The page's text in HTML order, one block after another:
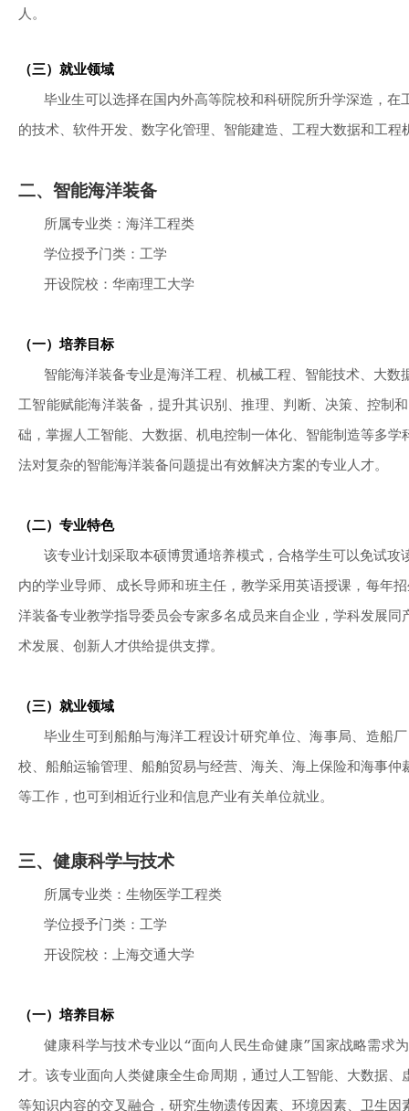
人。
（三）就业领域
毕业生可以选择在国内外高等院校和科研院所升学深造，
的技术、软件开发、数字化管理、智能建造、工程大数据和工程
二、智能海洋装备
所属专业类：海洋工程类
学位授予门类：工学
开设院校：华南理工大学
（一）培养目标
智能海洋装备专业是海洋工程、机械工程、智能技术、大
工智能赋能海洋装备，提升其识别、推理、判断、决策、控制
础，掌握人工智能、大数据、机电控制一体化、智能制造等多
法对复杂的智能海洋装备问题提出有效解决方案的专业人才。
（二）专业特色
该专业计划采取本硕博贯通培养模式，合格学生可以免试
内的学业导师、成长导师和班主任，教学采用英语授课，每年
洋装备专业教学指导委员会专家多名成员来自企业，学科发展
术发展、创新人才供给提供支撑。
（三）就业领域
毕业生可到船舶与海洋工程设计研究单位、海事局、造船
校、船舶运输管理、船舶贸易与经营、海关、海上保险和海事
等工作，也可到相近行业和信息产业有关单位就业。
三、健康科学与技术
所属专业类：生物医学工程类
学位授予门类：工学
开设院校：上海交通大学
（一）培养目标
健康科学与技术专业以“面向人民生命健康”国家战略需求
才。该专业面向人类健康全生命周期，通过人工智能、大数据
等知识内容的交叉融合，研究生物遗传因素、环境因素、卫生